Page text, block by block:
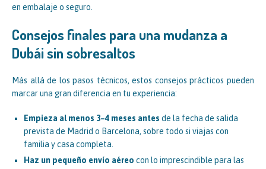
en embalaje o seguro.
Consejos finales para una mudanza a
Dubái sin sobresaltos
Más allá de los pasos técnicos, estos consejos prácticos pueden
marcar una gran diferencia en tu experiencia:
Empieza al menos 3–4 meses antes de la fecha de salida
prevista de Madrid o Barcelona, sobre todo si viajas con
familia y casa completa.
Haz un pequeño envío aéreo con lo imprescindible para las